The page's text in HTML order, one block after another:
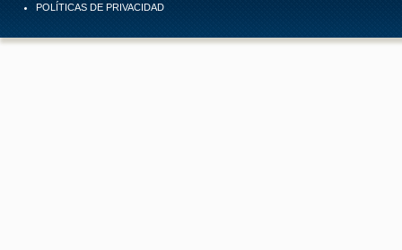
POLÍTICAS DE PRIVACIDAD